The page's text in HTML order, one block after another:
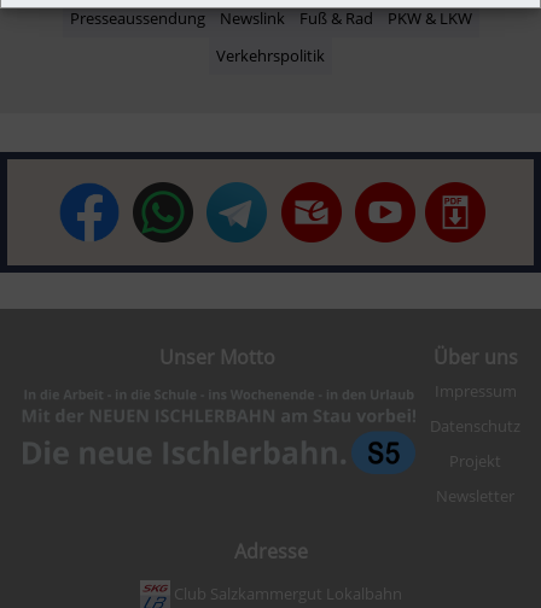
Presseaussendung Newslink Fuß & Rad
PKW & LKW
Verkehrspolitik
Unser Motto Über uns
Impressum
Datenschutz
Projekt
Newsletter
Adresse
Club Salzkammergut Lokalbahn